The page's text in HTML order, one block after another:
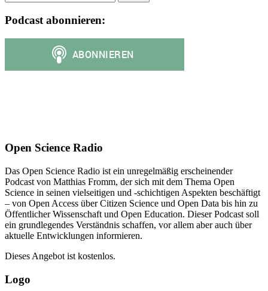
Podcast abonnieren:
Open Science Radio
Das Open Science Radio ist ein unregelmäßig erscheinender
Podcast von Matthias Fromm, der sich mit dem Thema Open
Science in seinen vielseitigen und -schichtigen Aspekten beschäftigt
– von Open Access über Citizen Science und Open Data bis hin zu
Öffentlicher Wissenschaft und Open Education. Dieser Podcast soll
ein grundlegendes Verständnis schaffen, vor allem aber auch über
aktuelle Entwicklungen informieren.
Dieses Angebot ist kostenlos.
Logo